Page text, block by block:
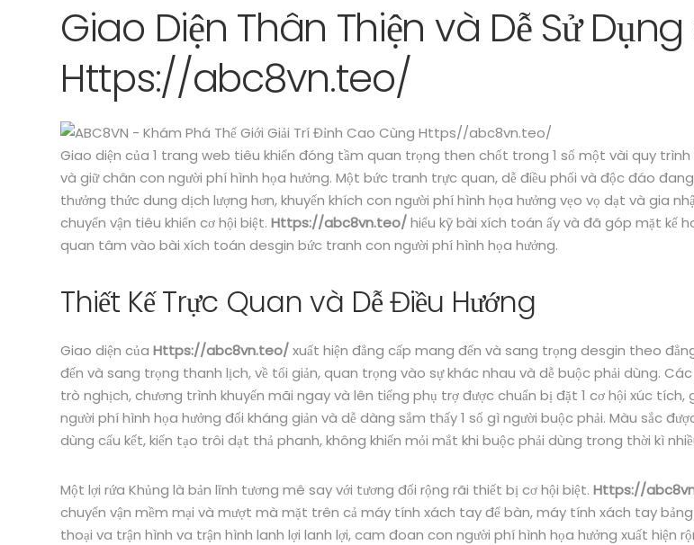
Giao Diện Thân Thiện và Dễ Sử
Https://abc8vn.teo/
Giao diện của 1 trang web tiêu khiển đóng tầm quan trọng then chốt trong 1 số một vài quy
và giữ chân con người phí hình họa hưởng. Một bức tranh trực quan, dễ điều phối và độc đáo đang
thưởng thức dung dịch lượng hơn, khuyến khích con người phí hình họa hưởng vẹo vọ dạt và gia
chuyển vận tiêu khiển cơ hội biệt. Https://abc8vn.teo/hiểu kỹ bài xích toán ấy và đã góp mặt kế
quan tâm vào bài xích toán desgin bức tranh con người phí hình họa hưởng.
Thiết Kế Trực Quan và Dễ Điều Hướng
Giao diện của Https://abc8vn.teo/xuất hiện đẳng cấp mang đến và sang trọng desgin theo
đến và sang trọng thanh lịch, về tối giản, quan trọng vào sự khác nhau và dễ buộc phải dùng. Các
trò nghịch, chương trình khuyến mãi ngay và lên tiếng phụ trợ được chuẩn bị đặt 1 cơ hội xúc tích,
người phí hình họa hưởng đối kháng giản và dễ dàng sắm thấy 1 số gì người buộc phải. Màu sắc
dùng cấu kết, kiến tạo trôi dạt thả phanh, không khiến mỏi mắt khi buộc phải dùng trong thời kì
Một lợi rứa Khủng là bản lĩnh tương mê say với tương đối rộng rãi thiết bị cơ hội biệt. Https://
chuyển vận mềm mại và mượt mà mặt trên cả máy tính xách tay để bàn, máy tính xách tay
thoại va trận hình va trận hình lanh lợi lanh lợi, cam đoan con người phí hình họa hưởng xuất hiện